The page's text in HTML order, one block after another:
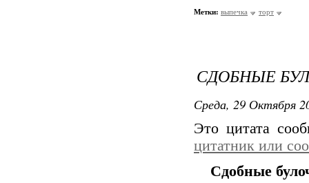
Метки: выпечка торт
СДОБНЫЕ
Среда, 29 Октября
Это цитата
цитатник или
Сдобные